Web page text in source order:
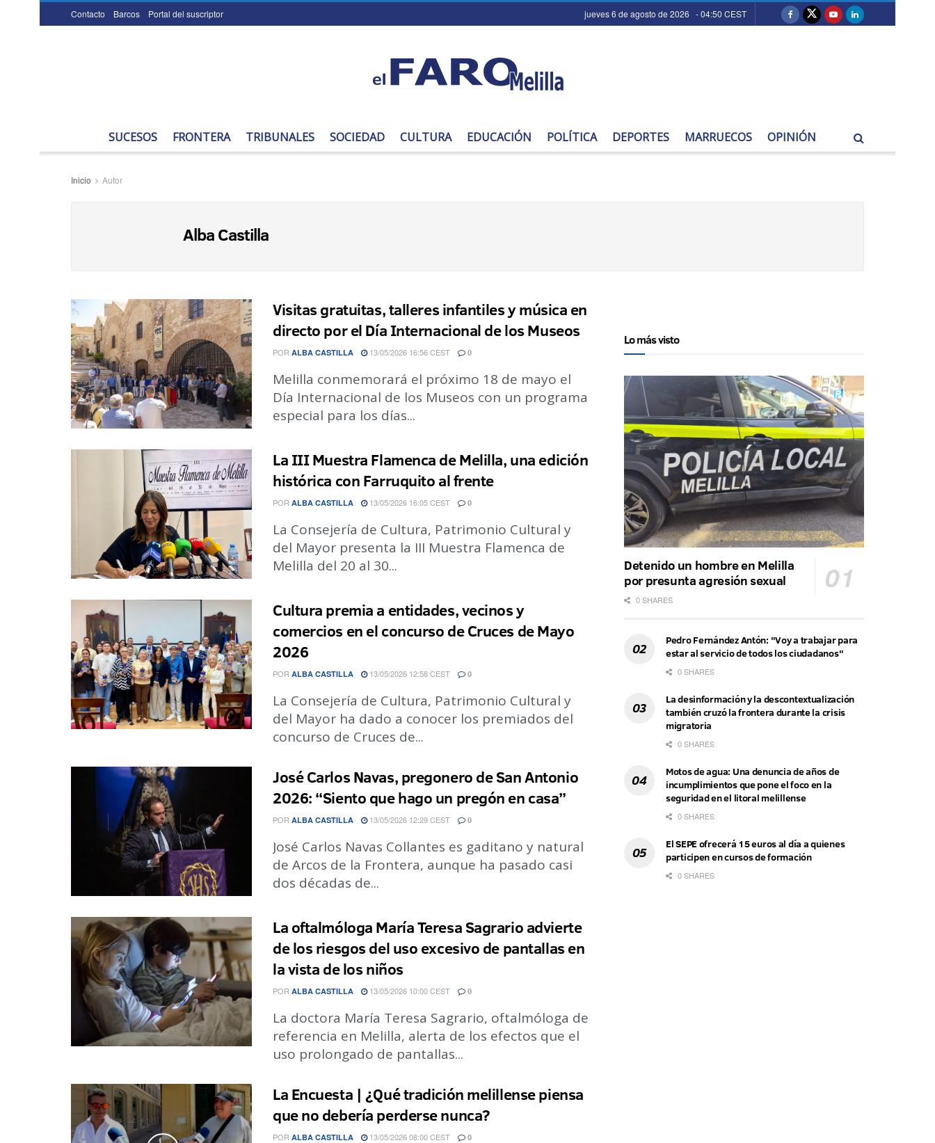
Contacto Barcos Portal del suscriptor jueves 6 de agosto de 2026 - 04:50 CEST
SUCESOS FRONTERA TRIBUNALES SOCIEDAD CULTURA EDUCACIÓN POLÍTICA DEPORTES MARRUECOS OPINIÓN
Inicio Autor
Alba Castilla
Visitas gratuitas, talleres infantiles y música en
directo por el Día Internacional de los Museos
POR ALBA CASTILLA 13/05/2026 16:56 CEST 0
Melilla conmemorará el próximo 18 de mayo el
Día Internacional de los Museos con un programa
especial para los días...
La III Muestra Flamenca de Melilla, una edición
histórica con Farruquito al frente
POR ALBA CASTILLA 13/05/2026 16:05 CEST 0
La Consejería de Cultura, Patrimonio Cultural y
del Mayor presenta la III Muestra Flamenca de
Melilla del 20 al 30...
Cultura premia a entidades, vecinos y
comercios en el concurso de Cruces de Mayo
2026
POR ALBA CASTILLA 13/05/2026 12:58 CEST 0
La Consejería de Cultura, Patrimonio Cultural y
del Mayor ha dado a conocer los premiados del
concurso de Cruces de...
José Carlos Navas, pregonero de San Antonio
2026: “Siento que hago un pregón en casa”
POR ALBA CASTILLA 13/05/2026 12:29 CEST 0
José Carlos Navas Collantes es gaditano y natural
de Arcos de la Frontera, aunque ha pasado casi
dos décadas de...
La oftalmóloga María Teresa Sagrario advierte
de los riesgos del uso excesivo de pantallas en
la vista de los niños
POR ALBA CASTILLA 13/05/2026 10:00 CEST 0
La doctora María Teresa Sagrario, oftalmóloga de
referencia en Melilla, alerta de los efectos que el
uso prolongado de pantallas...
La Encuesta | ¿Qué tradición melillense piensa
que no debería perderse nunca?
POR ALBA CASTILLA 13/05/2026 08:00 CEST 0
Lo más visto
Detenido un hombre en Melilla
por presunta agresión sexual
0 SHARES
Pedro Fernández Antón: "Voy a trabajar para
estar al servicio de todos los ciudadanos"
0 SHARES
La desinformación y la descontextualización
también cruzó la frontera durante la crisis
migratoria
0 SHARES
Motos de agua: Una denuncia de años de
incumplimientos que pone el foco en la
seguridad en el litoral melillense
0 SHARES
El SEPE ofrecerá 15 euros al día a quienes
participen en cursos de formación
0 SHARES